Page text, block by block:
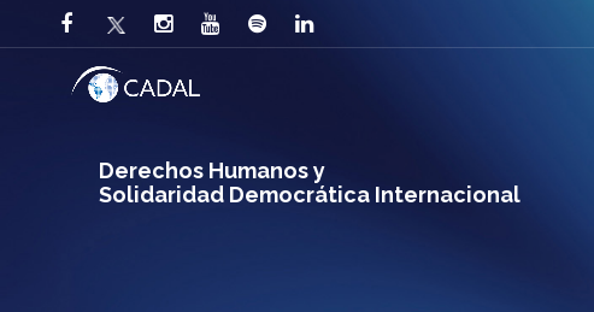
Derechos Humanos y
Solidaridad Democrática Internacional